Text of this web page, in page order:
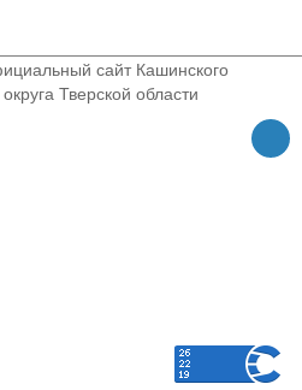
сайт Кашинского
Тверской области